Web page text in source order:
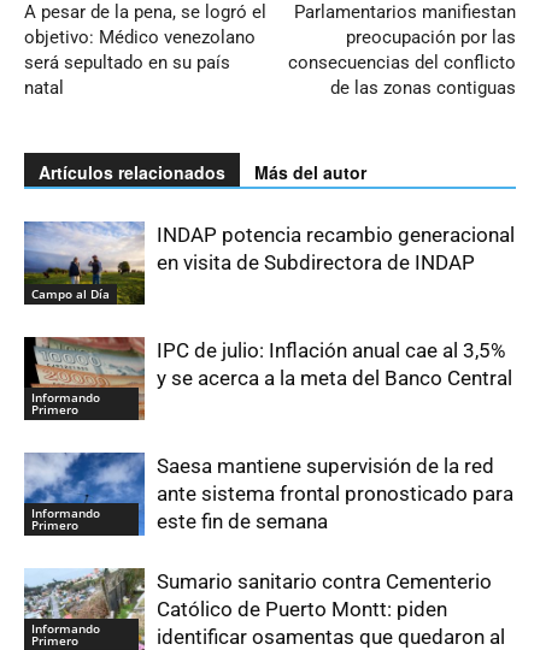
A pesar de la pena, se logró el
objetivo: Médico venezolano
será sepultado en su país
natal
Parlamentarios manifiestan
preocupación por las
consecuencias del conflicto
de las zonas contiguas
Artículos relacionados Más del autor
Campo al Día
INDAP potencia recambio generacional
en visita de Subdirectora de INDAP
Informando
Primero
IPC de julio: Inflación anual cae al 3,5%
y se acerca a la meta del Banco Central
Informando
Primero
Saesa mantiene supervisión de la red
ante sistema frontal pronosticado para
este fin de semana
Informando
Primero
Sumario sanitario contra Cementerio
Católico de Puerto Montt: piden
identificar osamentas que quedaron al